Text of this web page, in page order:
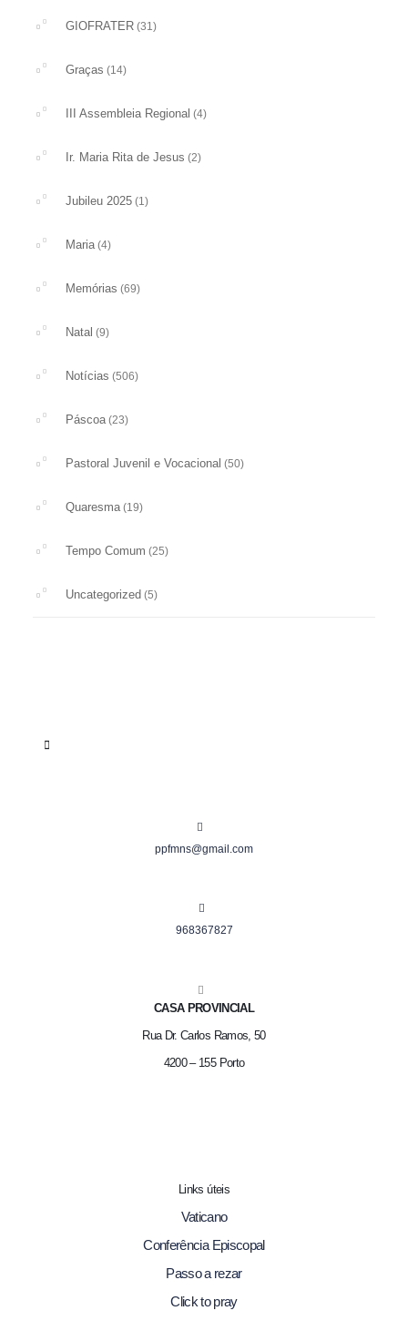
GIOFRATER (31)
Graças (14)
III Assembleia Regional (4)
Ir. Maria Rita de Jesus (2)
Jubileu 2025 (1)
Maria(4)
Memórias (69)
Natal (9)
Notícias (506)
Páscoa(23)
Pastoral Juvenil e Vocacional (50)
Quaresma(19)
Tempo Comum (25)
Uncategorized (5)
ppfmns@gmail.com
968367827
CASA PROVINCIAL
Rua Dr. Carlos Ramos, 50
4200 – 155 Porto
Links úteis
Vaticano
Conferência Episcopal
Passo a rezar
Click to pray